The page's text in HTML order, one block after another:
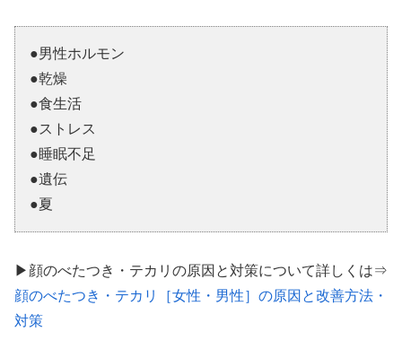
●男性ホルモン
●乾燥
●食生活
●ストレス
●睡眠不足
●遺伝
●夏
▶顔のべたつき・テカリの原因と対策について詳しくは⇒
顔のべたつき・テカリ［女性・男性］の原因と改善方法・
対策